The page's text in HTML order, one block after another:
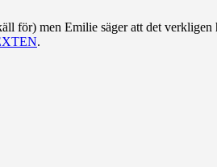
för) men Emilie säger att det
.